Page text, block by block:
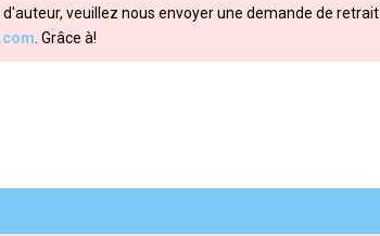
veuillez nous envoyer une demande de retrait
. Grâce à!